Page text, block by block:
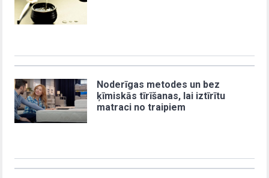
Noderīgas metodes un bez
ķīmiskās tīrīšanas, lai iztīrītu
matraci no traipiem